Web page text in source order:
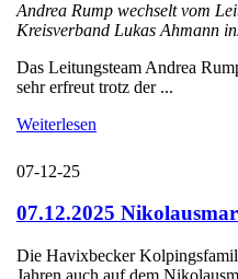
Andrea Rump wechselt vom
Kreisverband Lukas Ahmann
Das Leitungsteam Andrea
sehr erfreut trotz der ...
Weiterlesen
07-12-25
07.12.2025
Die Havixbecker
Jahren auch auf dem